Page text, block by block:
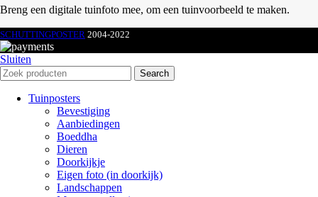
Breng een digitale tuinfoto mee, om een tuinvoorbeeld te maken.
SCHUTTINGPOSTER 2004-2022
Sluiten
Search
Tuinposters
Bevestiging
Aanbiedingen
Boeddha
Dieren
Doorkijkje
Eigen foto (in doorkijk)
Landschappen